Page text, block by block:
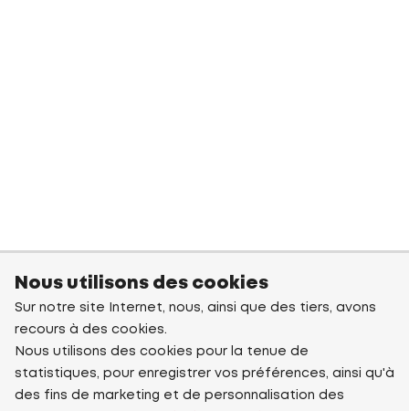
Nous utilisons des cookies
Sur notre site Internet, nous, ainsi que des tiers, avons
recours à des cookies.
Nous utilisons des cookies pour la tenue de
statistiques, pour enregistrer vos préférences, ainsi qu'à
des fins de marketing et de personnalisation des